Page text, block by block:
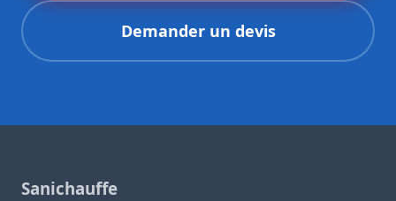
Demander un devis
Sanichauffe